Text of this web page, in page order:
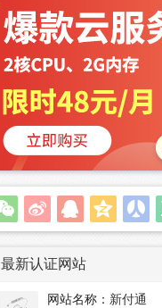
最新认证网站
网站名称： 新付通